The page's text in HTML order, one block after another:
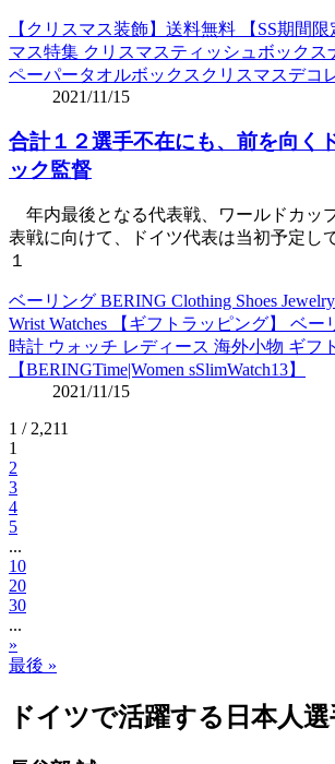
【クリスマス装飾】送料無料 【SS期間
マス特集 クリスマスティッシュボックス
ペーパータオルボックスクリスマスデコ
2021/11/15
合計１２選手不在にも、前を向く
ック監督
年内最後となる代表戦、ワールドカッ
表戦に向けて、ドイツ代表は当初予定し
１
ベーリング BERING Clothing Shoes Jewelry
Wrist Watches 【ギフトラッピング】 ベ
時計 ウォッチ レディース 海外小物 ギフ
【BERINGTime|Women sSlimWatch13】
2021/11/15
1 / 2,211
1
2
3
4
5
...
10
20
30
...
»
最後 »
ドイツで活躍する日本人